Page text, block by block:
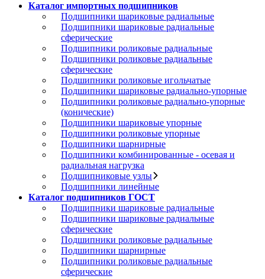
Каталог импортных подшипников
Подшипники шариковые радиальные
Подшипники шариковые радиальные
сферические
Подшипники роликовые радиальные
Подшипники роликовые радиальные
сферические
Подшипники роликовые игольчатые
Подшипники шариковые радиально-упорные
Подшипники роликовые радиально-упорные
(конические)
Подшипники шариковые упорные
Подшипники роликовые упорные
Подшипники шарнирные
Подшипники комбинированные - осевая и
радиальная нагрузка
Подшипниковые узлы
Подшипники линейные
Каталог подшипников ГОСТ
Подшипники шариковые радиальные
Подшипники шариковые радиальные
сферические
Подшипники роликовые радиальные
Подшипники шарнирные
Подшипники роликовые радиальные
сферические